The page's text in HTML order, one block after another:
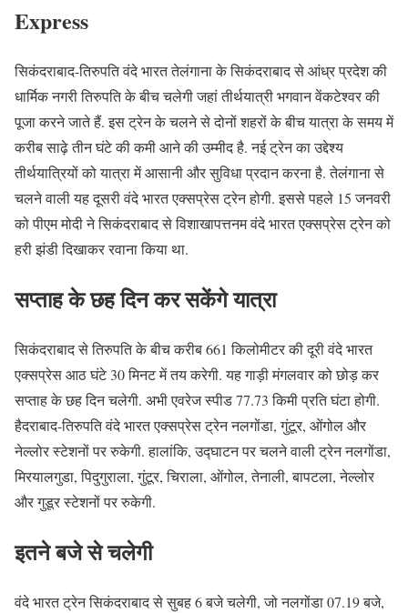
Express
सिकंदराबाद-तिरुपति वंदे भारत तेलंगाना के सिकंदराबाद से आंध्र प्रदेश की
धार्मिक नगरी तिरुपति के बीच चलेगी जहां तीर्थयात्री भगवान वेंकटेश्वर की
पूजा करने जाते हैं. इस ट्रेन के चलने से दोनों शहरों के बीच यात्रा के समय में
करीब साढ़े तीन घंटे की कमी आने की उम्मीद है. नई ट्रेन का उद्देश्य
तीर्थयात्रियों को यात्रा में आसानी और सुविधा प्रदान करना है. तेलंगाना से
चलने वाली यह दूसरी वंदे भारत एक्सप्रेस ट्रेन होगी. इससे पहले 15 जनवरी
को पीएम मोदी ने सिकंदराबाद से विशाखापत्तनम वंदे भारत एक्सप्रेस ट्रेन को
हरी झंडी दिखाकर रवाना किया था.
सप्ताह के छह दिन कर सकेंगे यात्रा
सिकंदराबाद से तिरुपति के बीच करीब 661 किलोमीटर की दूरी वंदे भारत
एक्सप्रेस आठ घंटे 30 मिनट में तय करेगी. यह गाड़ी मंगलवार को छोड़ कर
सप्ताह के छह दिन चलेगी. अभी एवरेज स्पीड 77.73 किमी प्रति घंटा होगी.
हैदराबाद-तिरुपति वंदे भारत एक्सप्रेस ट्रेन नलगोंडा, गुंटूर, ओंगोल और
नेल्लोर स्टेशनों पर रुकेगी. हालांकि, उद्घाटन पर चलने वाली ट्रेन नलगोंडा,
मिरयालगुडा, पिदुगुराला, गुंटूर, चिराला, ओंगोल, तेनाली, बापटला, नेल्लोर
और गुडूर स्टेशनों पर रुकेगी.
इतने बजे से चलेगी
वंदे भारत ट्रेन सिकंदराबाद से सुबह 6 बजे चलेगी, जो नलगोंडा 07.19 बजे,